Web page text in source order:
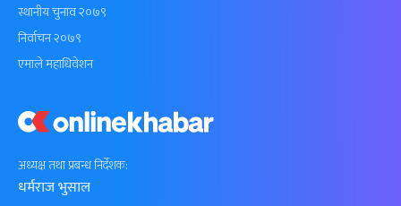
अध्यक्ष तथा प्रबन्ध निर्देशक:
धर्मराज भुसाल
स्थानीय चुनाव २०७९
निर्वाचन २०७९
एमाले महाधिवेशन